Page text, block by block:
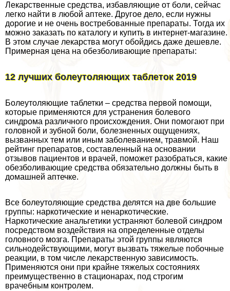
Лекарственные средства, избавляющие от боли, сейчас
легко найти в любой аптеке. Другое дело, если нужны
дорогие и не очень востребованные препараты. Тогда их
можно заказать по каталогу и купить в интернет-магазине.
В этом случае лекарства могут обойдись даже дешевле.
Примерная цена на обезболивающие препараты:
12 лучших болеутоляющих таблеток 2019
Болеутоляющие таблетки – средства первой помощи,
которые применяются для устранения болевого
синдрома различного происхождения. Они помогают при
головной и зубной боли, болезненных ощущениях,
вызванных тем или иным заболеванием, травмой. Наш
рейтинг препаратов, составленный на основании
отзывов пациентов и врачей, поможет разобраться, какие
обезболивающие средства обязательно должны быть в
домашней аптечке.
Все болеутоляющие средства делятся на две большие
группы: наркотические и ненаркотические.
Наркотические aнaльгетики устраняют болевой синдром
посредством воздействия на определенные отделы
головного мозга. Препараты этой группы являются
сильнодействующими, могут вызвать тяжелые побочные
реакции, в том числе лекарственную зависимость.
Применяются они при крайне тяжелых состояниях
преимущественно в стационарах, под строгим
врачебным контролем.